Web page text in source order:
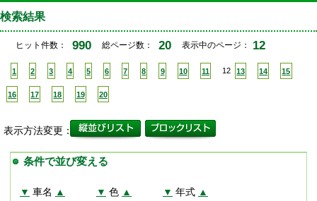
検索結果
ヒット件数： 990 総ページ数： 20 表示中のページ： 12
1 2 3 4 5 6 7 8 9 10 11 12 13 14 15
16 17 18 19 20
表示方法変更：
条件で並び変える
▼ 車名 ▲ ▼ 色 ▲ ▼ 年式 ▲